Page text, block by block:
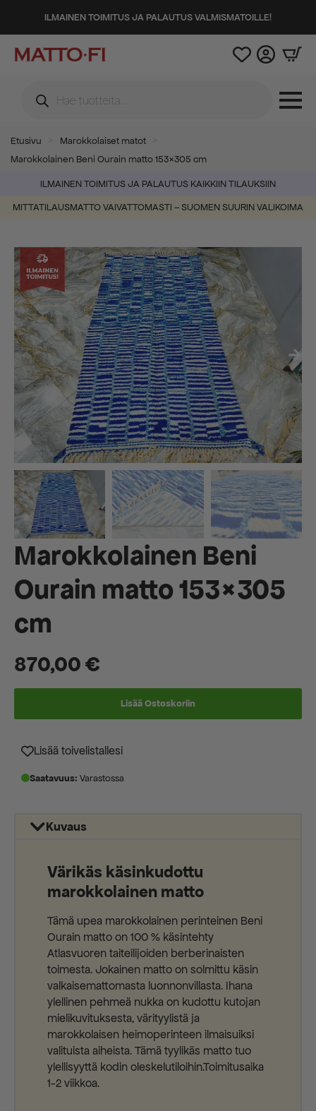
ILMAINEN TOIMITUS JA PALAUTUS VALMISMATOILLE!
search
Etusivu
Marokkolaiset matot
Marokkolainen Beni Ourain matto 153×305 cm
ILMAINEN TOIMITUS JA PALAUTUS KAIKKIIN TILAUKSIIN
MITTATILAUSMATTO VAIVATTOMASTI – SUOMEN SUURIN VALIKOIMA
Marokkolainen Beni
Ourain matto 153×305
cm
870,00€
Lisää Ostoskoriin
Lisää toivelistallesi
Saatavuus: Varastossa
Kuvaus
Värikäs käsinkudottu
marokkolainen matto
Tämä upea marokkolainen perinteinen Beni
Ourain matto on 100 % käsintehty
Atlasvuoren taiteilijoiden berberinaisten
toimesta. Jokainen matto on solmittu käsin
valkaisemattomasta luonnonvillasta. Ihana
ylellinen pehmeä nukka on kudottu kutojan
mielikuvituksesta, värityylistä ja
marokkolaisen heimoperinteen ilmaisuiksi
valituista aiheista. Tämä tyylikäs matto tuo
ylellisyyttä kodin oleskelutiloihin.Toimitusaika
1-2 viikkoa.